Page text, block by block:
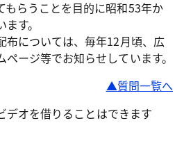
もらうことを目的に昭和53年か
す。
布については、毎年12月頃、広
ージ等でお知らせしています。
▲質問一覧へ
デオを借りることはできます